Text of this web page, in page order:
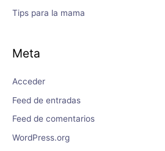
Tips para la mama
Meta
Acceder
Feed de entradas
Feed de comentarios
WordPress.org